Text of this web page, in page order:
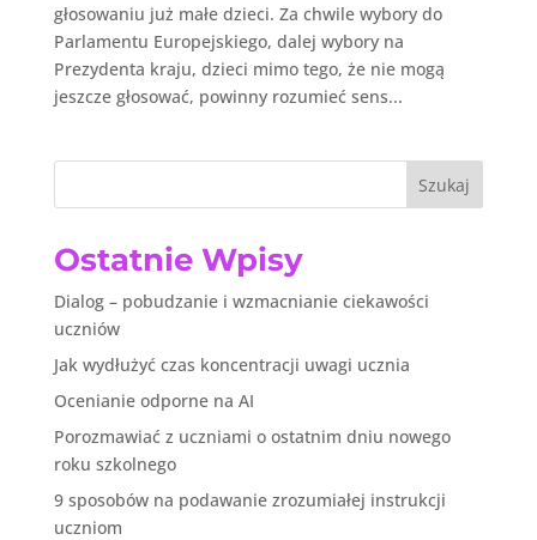
głosowaniu już małe dzieci. Za chwile wybory do
Parlamentu Europejskiego, dalej wybory na
Prezydenta kraju, dzieci mimo tego, że nie mogą
jeszcze głosować, powinny rozumieć sens...
Szukaj
Ostatnie Wpisy
Dialog – pobudzanie i wzmacnianie ciekawości
uczniów
Jak wydłużyć czas koncentracji uwagi ucznia
Ocenianie odporne na AI
Porozmawiać z uczniami o ostatnim dniu nowego
roku szkolnego
9 sposobów na podawanie zrozumiałej instrukcji
uczniom